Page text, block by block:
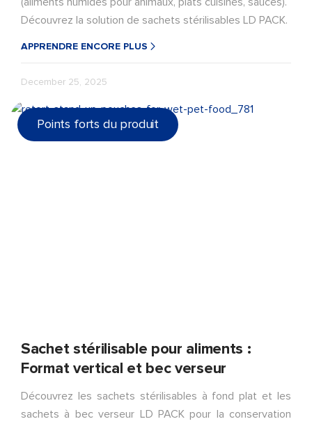
Découvrez la solution de sachets stérilisables LD PACK.
APPRENDRE ENCORE PLUS
December 25, 2025
Points forts du produit
Sachet stérilisable pour aliments :
Format vertical et bec verseur
Découvrez les sachets stérilisables à fond plat et les
sachets à bec verseur LD PACK pour la conservation